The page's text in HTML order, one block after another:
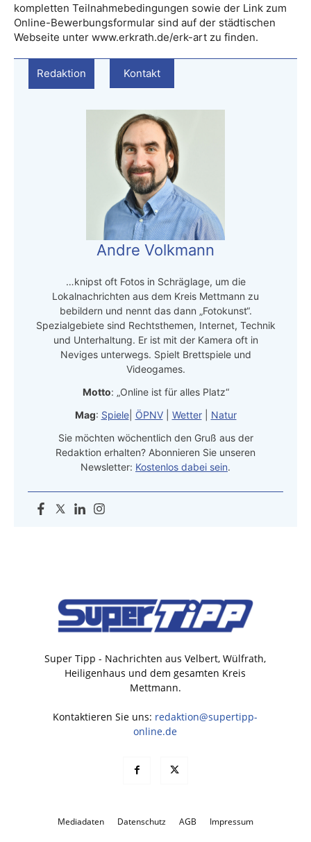
kompletten Teilnahmebedingungen sowie der Link zum
Online-Bewerbungsformular sind auf der städtischen
Webseite unter www.erkrath.de/erk-art zu finden.
Redaktion Kontakt
Andre Volkmann
…knipst oft Fotos in Schräglage, um die
Lokalnachrichten aus dem Kreis Mettmann zu
bebildern und nennt das dann „Fotokunst“.
Spezialgebiete sind Rechtsthemen, Internet, Technik
und Unterhaltung. Er ist mit der Kamera oft in
Neviges unterwegs. Spielt Brettspiele und
Videogames.
Motto: „Online ist für alles Platz“
Mag: Spiele| ÖPNV| Wetter| Natur
Sie möchten wöchentlich den Gruß aus der
Redaktion erhalten? Abonnieren Sie unseren
Newsletter: Kostenlos dabei sein.
Super Tipp - Nachrichten aus Velbert, Wülfrath,
Heiligenhaus und dem gesamten Kreis
Mettmann.
Kontaktieren Sie uns: redaktion@supertipp-
online.de
Mediadaten Datenschutz AGB Impressum